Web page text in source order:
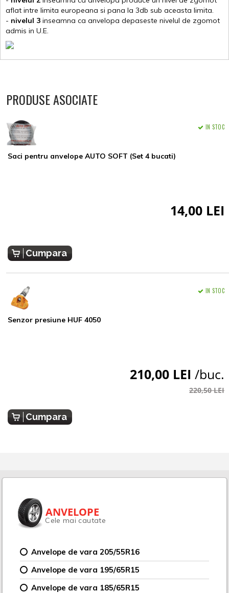
aflat intre limita europeana si pana la 3db sub aceasta limita.
- nivelul 3 inseamna ca anvelopa depaseste nivelul de zgomot
admis in U.E.
PRODUSE ASOCIATE
Saci pentru anvelope AUTO SOFT (Set 4 bucati)
IN STOC
14,00 LEI
Cumpara
Senzor presiune HUF 4050
IN STOC
210,00 LEI /buc.
220,50 LEI
Cumpara
ANVELOPE
Cele mai cautate
Anvelope de vara 205/55R16
Anvelope de vara 195/65R15
Anvelope de vara 185/65R15